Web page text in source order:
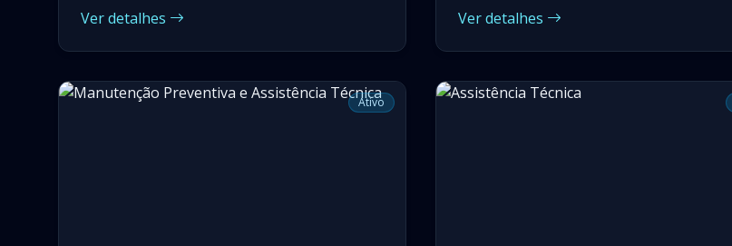
equipamentos adequados à sua realidade.
Tudo em conformidade com os
chave na mão.
Ver detalhes
num serviço feito à medida das suas
necessidades.
Ver detalhes
Ativo